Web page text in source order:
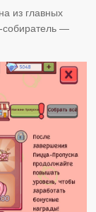
из главных
собиратель —